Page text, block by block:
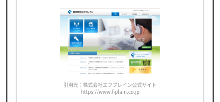
引用元：株式会社エフプレイン公式サイト
https://www.f-plain.co.jp